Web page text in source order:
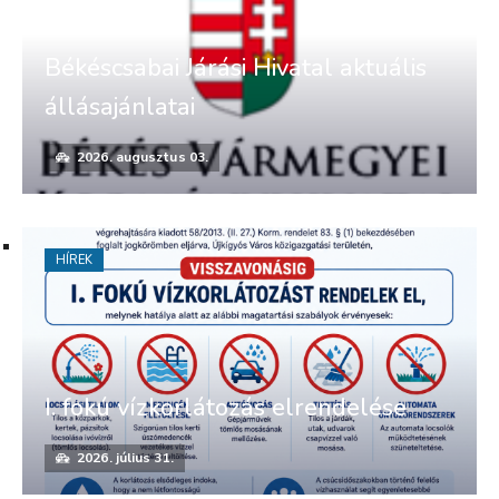
Békéscsabai Járási Hivatal aktuális
állásajánlatai
2026. augusztus 03.
I. fokú vízkorlátozás elrendelése
2026. július 31.
HÍREK